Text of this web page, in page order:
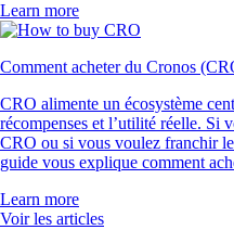
Learn more
Comment acheter du Cronos
CRO alimente un écosystème
récompenses et l’utilité réelle. Si
CRO ou si vous voulez franchir
guide vous explique comment
Learn more
Voir les articles